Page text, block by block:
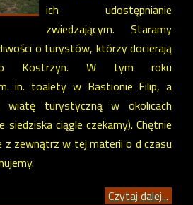
ich udostępnianie
zwiedzającym. Staramy
o turystów, którzy docierają
Kostrzyn. W tym roku
in. toalety w Bastionie Filip, a
wiatę turystyczną w okolicach
siedziska ciągle czekamy). Chętnie
z zewnątrz w tej materii o d czasu
Czytaj dalej...